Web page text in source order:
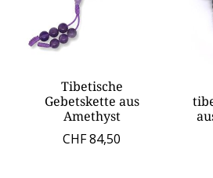
Tibetische
Gebetskette aus
Amethyst
CHF 84,50